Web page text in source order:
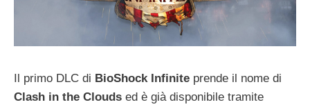
Il primo DLC di BioShock Infinite prende il nome di
Clash in the Clouds ed è già disponibile tramite